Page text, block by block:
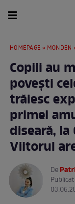
HOMEPAGE » MONDEN
Copiii au
povești
trăiesc
primei
diseară,
Viitorul
De